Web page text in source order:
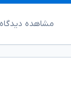
مشاهده